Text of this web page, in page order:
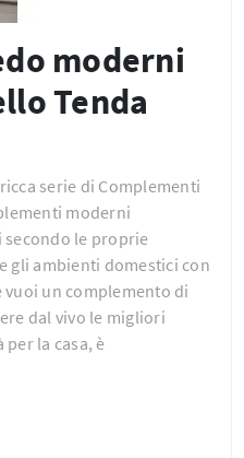
moderni
Tenda
serie di Complementi
moderni
le proprie
gli ambienti domestici con
un complemento di
dal vivo le migliori
la casa, è